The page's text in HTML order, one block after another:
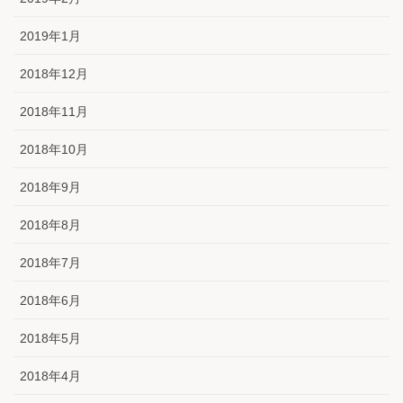
2019年1月
2018年12月
2018年11月
2018年10月
2018年9月
2018年8月
2018年7月
2018年6月
2018年5月
2018年4月